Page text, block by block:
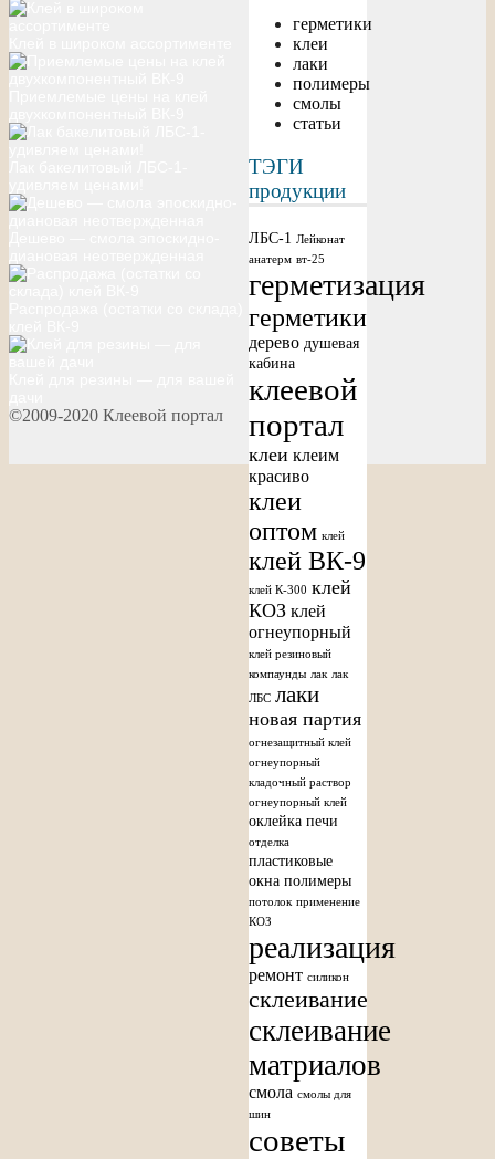
герметики
клеи
лаки
полимеры
смолы
статьи
ТЭГИ
продукции
ЛБС-1
Лейконат
анатерм вт-25
герметизация
герметики
дерево душевая
кабина
клеевой
портал
клеи клеим
красиво
клеи
оптом клей
клей ВК-9
клей К-300 клей
КОЗ клей
огнеупорный
клей резиновый
компаунды лак лак
ЛБС лаки
новая партия
огнезащитный клей
огнеупорный
кладочный раствор
огнеупорный клей
оклейка печи
отделка
пластиковые
окна полимеры
потолок применение
КОЗ
реализация
ремонт силикон
склеивание
склеивание
матриалов
смола смолы для
шин
советы
©2009-2020 Клеевой портал